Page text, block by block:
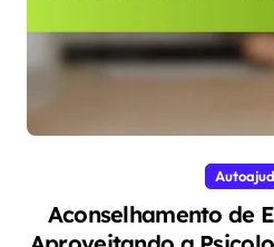
Aconselhamento de